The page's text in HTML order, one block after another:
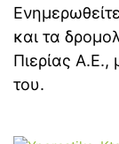
και τα
Πιερίας Α.Ε.,
του.